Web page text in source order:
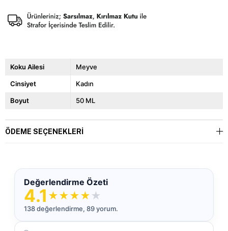
Koku Ailesi Meyve
Cinsiyet Kadın
Boyut 50 ML
ÖDEME SEÇENEKLERI
Değerlendirme Özeti
4.1 ★★★★ ★
138 değerlendirme, 89 yorum.